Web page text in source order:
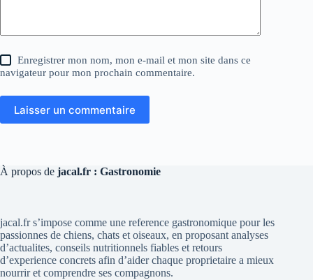
Enregistrer mon nom, mon e-mail et mon site dans ce
navigateur pour mon prochain commentaire.
Laisser un commentaire
À propos de jacal.fr : Gastronomie
jacal.fr s’impose comme une reference gastronomique pour les
passionnes de chiens, chats et oiseaux, en proposant analyses
d’actualites, conseils nutritionnels fiables et retours
d’experience concrets afin d’aider chaque proprietaire a mieux
nourrir et comprendre ses compagnons.